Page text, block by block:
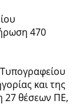
470
και της
27 θέσεων ΠΕ,